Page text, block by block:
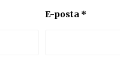
E-posta *